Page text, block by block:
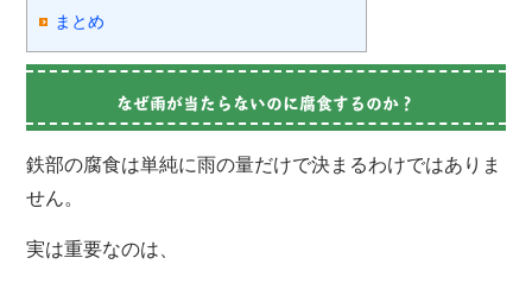
まとめ
なぜ雨が当たらないのに腐食するのか？
鉄部の腐食は単純に雨の量だけで決まるわけではありま
せん。
実は重要なのは、